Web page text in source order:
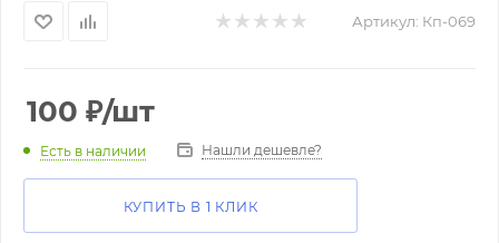
Артикул: Кп-069
100 ₽/шт
Есть в наличии Нашли дешевле?
КУПИТЬ В 1 КЛИК